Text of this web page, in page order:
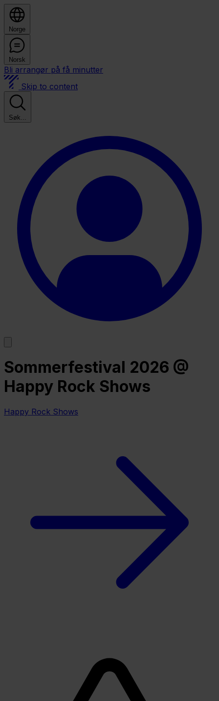
Norge
Norsk
Bli arrangør på få minutter
Skip to content
Søk...
Sommerfestival 2026 @
Happy Rock Shows
Happy Rock Shows